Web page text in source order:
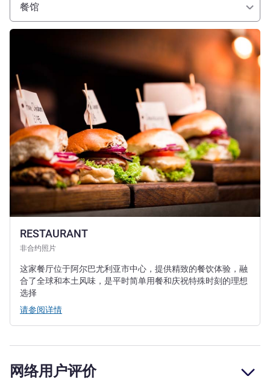
餐馆
RESTAURANT
非合约照片
请参阅详情
这家餐厅位于阿尔巴尤利亚市中心，提供精致的餐饮体验，融
合了全球和本土风味，是平时简单用餐和庆祝特殊时刻的理想
选择
请参阅详情
网络用户评价